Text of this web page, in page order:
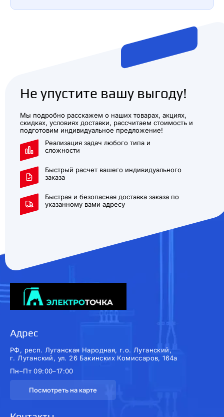
Не упустите вашу выгоду!
Мы подробно расскажем о наших товарах, акциях,
скидках, условиях доставки, рассчитаем стоимость и
подготовим индивидуальное предложение!
Реализация задач любого типа и
сложности
Быстрый расчет вашего индивидуального
заказа
Быстрая и безопасная доставка заказа по
указанному вами адресу
Адрес
РФ, респ. Луганская Народная, г.о. Луганский,
г. Луганский, ул. 26 Бакинских Комиссаров, 164а
Пн–Пт 09:00–17:00
Посмотреть на карте